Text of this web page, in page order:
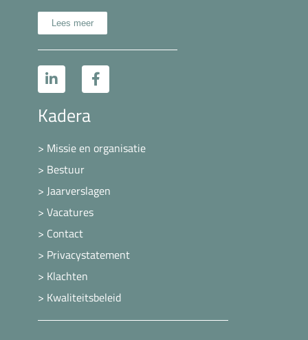
Lees meer
Kadera
> Missie en organisatie
> Bestuur
> Jaarverslagen
> Vacatures
> Contact
> Privacystatement
> Klachten
> Kwaliteitsbeleid